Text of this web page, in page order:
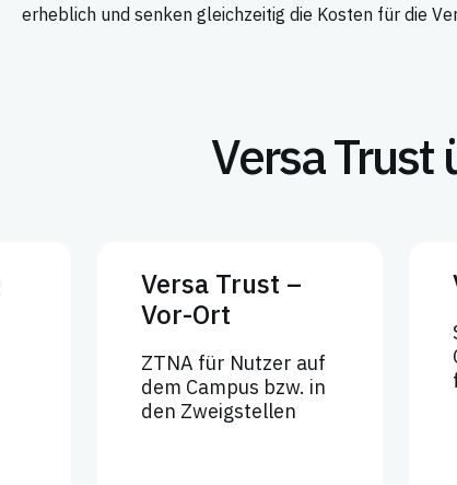
erheblich und senken gleichzeitig die Kosten für die
Versa Trust
Versa Trust –
Vor-Ort
ZTNA für Nutzer auf
dem Campus bzw. in
den Zweigstellen